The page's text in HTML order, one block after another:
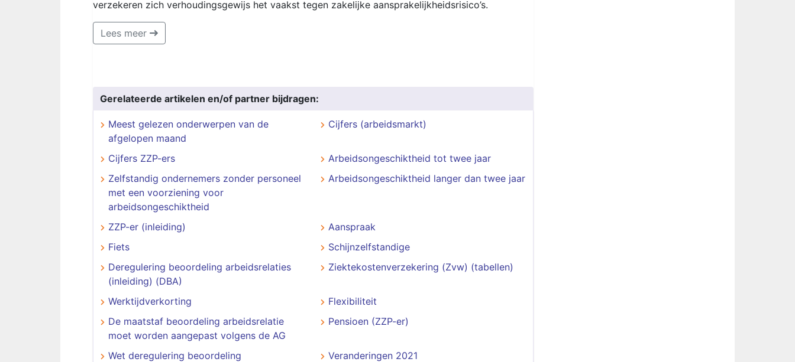
verzekeren zich verhoudingsgewijs het vaakst tegen zakelijke aansprakelijkheidsrisico’s.
Lees meer
Gerelateerde artikelen en/of partner bijdragen:
Meest gelezen onderwerpen van de
afgelopen maand
Cijfers (arbeidsmarkt)
Cijfers ZZP-ers
Arbeidsongeschiktheid tot twee jaar
Zelfstandig ondernemers zonder personeel
met een voorziening voor
arbeidsongeschiktheid
Arbeidsongeschiktheid langer dan twee jaar
ZZP-er (inleiding)
Aanspraak
Fiets
Schijnzelfstandige
Deregulering beoordeling arbeidsrelaties
(inleiding) (DBA)
Ziektekostenverzekering (Zvw) (tabellen)
Werktijdverkorting
Flexibiliteit
De maatstaf beoordeling arbeidsrelatie
moet worden aangepast volgens de AG
Pensioen (ZZP-er)
Wet deregulering beoordeling
Veranderingen 2021